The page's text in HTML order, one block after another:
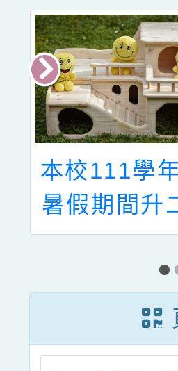
本校111學
暑假期間升
四年級可轉
生缺額數